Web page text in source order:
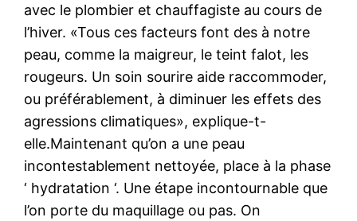
avec le plombier et chauffagiste au cours de
l’hiver. «Tous ces facteurs font des à notre
peau, comme la maigreur, le teint falot, les
rougeurs. Un soin sourire aide raccommoder,
ou préférablement, à diminuer les effets des
agressions climatiques», explique-t-
elle.Maintenant qu’on a une peau
incontestablement nettoyée, place à la phase
‘ hydratation ‘. Une étape incontournable que
l’on porte du maquillage ou pas. On